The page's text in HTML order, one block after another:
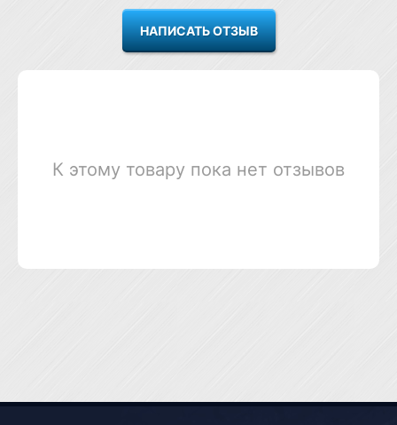
К этому товару пока нет отзывов